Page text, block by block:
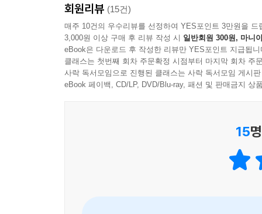
이번 여름방학엔 할머니와 함께 신나게 놀고 싶
놀자!”
《야옹야옹 고양이 친구들: 여름을 부탁해!》에서
보석 상자부터 커다란 장롱까지 집 안 구석구석
바람에 모두 함께 날아가는 장면까지! 서른세 마
바다 위를 둥둥 떠다니며 오감으로 느낄 수 있
손님들이 함께 만든 엉뚱하고 다정한 여름의 마법
회원리뷰 (15건)
매주 10건의 우수리뷰를 선정하여 YES포인트 3만원을 드
3,000원 이상 구매 후 리뷰 작성 시 일반회원 300원, 마니
eBook은 다운로드 후 작성한 리뷰만 YES포인트 지급됩니
클래스는 첫번째 회차 주문확정 시점부터 마지막 회차 주
사락 독서모임으로 진행된 클래스는 사락 독서모임 게시
eBook 페이백, CD/LP, DVD/Blu-ray, 패션 및 판매금지 상
15